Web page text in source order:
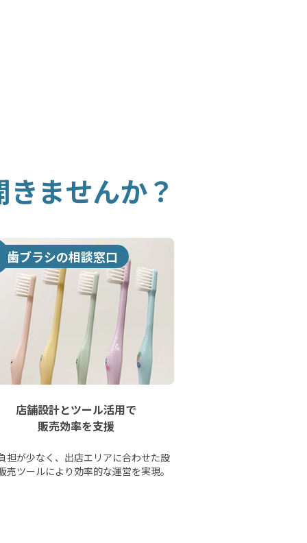
きませんか？
歯ブラシの相談窓口
店舗設計とツール活用で
販売効率を支援
担が少なく、出店エリアに合わせた設
売ツールにより効率的な運営を実現。